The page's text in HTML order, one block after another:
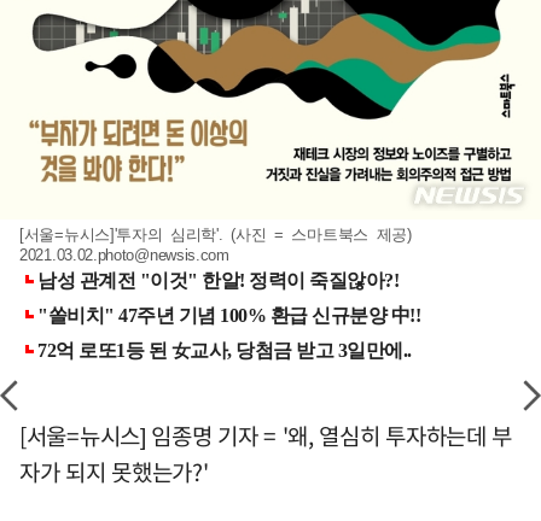
[서울=뉴시스]'투자의 심리학'. (사진 = 스마트북스 제공)
2021.03.02.photo@newsis.com
[서울=뉴시스] 임종명 기자 = '왜, 열심히 투자하는데 부
자가 되지 못했는가?'